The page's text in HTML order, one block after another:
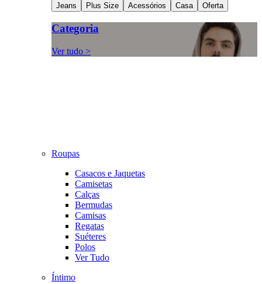
Jeans
Plus Size Acessórios Casa Oferta
Categoria
Ver tudo >
Roupas
Casacos e Jaquetas
Camisetas
Calças
Bermudas
Camisas
Regatas
Suéteres
Polos
Ver Tudo
Íntimo